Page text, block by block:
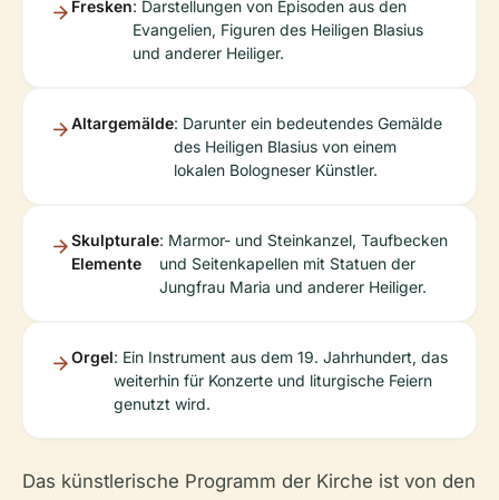
Fresken: Darstellungen von Episoden aus den
Evangelien, Figuren des Heiligen Blasius
und anderer Heiliger.
Altargemälde: Darunter ein bedeutendes Gemälde
des Heiligen Blasius von einem
lokalen Bologneser Künstler.
Skulpturale
Elemente
: Marmor- und Steinkanzel, Taufbecken
und Seitenkapellen mit Statuen der
Jungfrau Maria und anderer Heiliger.
Orgel: Ein Instrument aus dem 19. Jahrhundert, das
weiterhin für Konzerte und liturgische Feiern
genutzt wird.
Das künstlerische Programm der Kirche ist von den